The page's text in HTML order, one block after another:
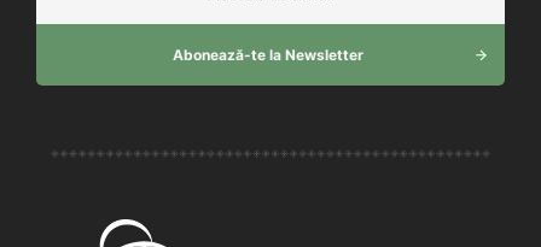
Abonează-te la Newsletter